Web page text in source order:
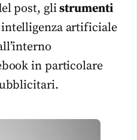
post, glistrumenti
intelligenza artificiale
in particolare